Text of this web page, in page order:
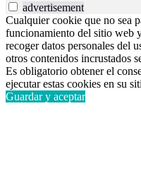
advertisement
Cualquier cookie que no sea
funcionamiento del sitio web
recoger datos personales del
otros contenidos incrustados
Es obligatorio obtener el
ejecutar estas cookies en su
Guardar y aceptar